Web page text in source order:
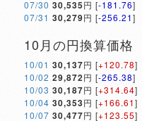
07/30 30,535円 [-181.76]
07/31 30,279円 [-256.21]
10月の円換算価格
10/01 30,137円 [+120.78]
10/02 29,872円 [-265.38]
10/03 30,187円 [+314.64]
10/04 30,353円 [+166.61]
10/07 30,477円 [+123.55]